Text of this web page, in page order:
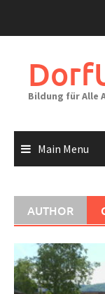
Bildung für Alle
Main Menu
AUTHOR